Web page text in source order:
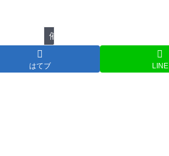
催し物
はてブ LINE